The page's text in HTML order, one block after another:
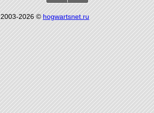
2003-2026 ©hogwartsnet.ru